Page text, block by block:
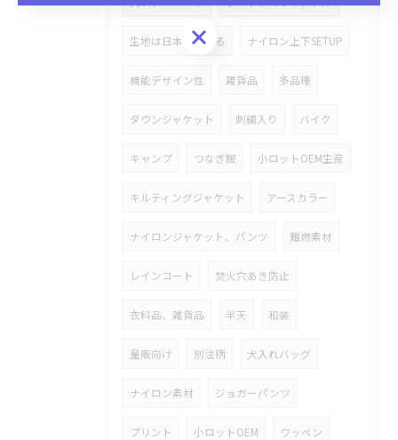
生地は日本から送る ナイロン上下SETUP
機能デザイン性 雑貨品 多品種
ダウンジャケット 刺繍入り バイク
キャンプ つなぎ服 小ロットOEM生産
キルティングジャケット アースカラー
ナイロンジャケット、パンツ 難燃素材
レインコート 焚火穴あき防止
衣料品、雑貨品 半天 和装
量販向け 別注柄 犬入れバッグ
ナイロン素材 ジョガーパンツ
プリント 小ロットOEM ワッペン
お問い合わせはこちら